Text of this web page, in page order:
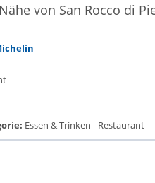
von San Rocco di
Essen & Trinken - Restaurant